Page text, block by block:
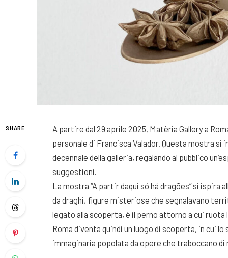
SHARE
A partire dal 29 aprile 2025, Matèria Gallery a
personale di Francisca Valador. Questa mostra si
decennale della galleria, regalando al pubblico
suggestioni.
La mostra “A partir daqui só há dragões” si ispira
da draghi, figure misteriose che segnalavano
legato alla scoperta, è il perno attorno a cui ruota
Roma diventa quindi un luogo di scoperta, in cui
immaginaria popolata da opere che traboccano